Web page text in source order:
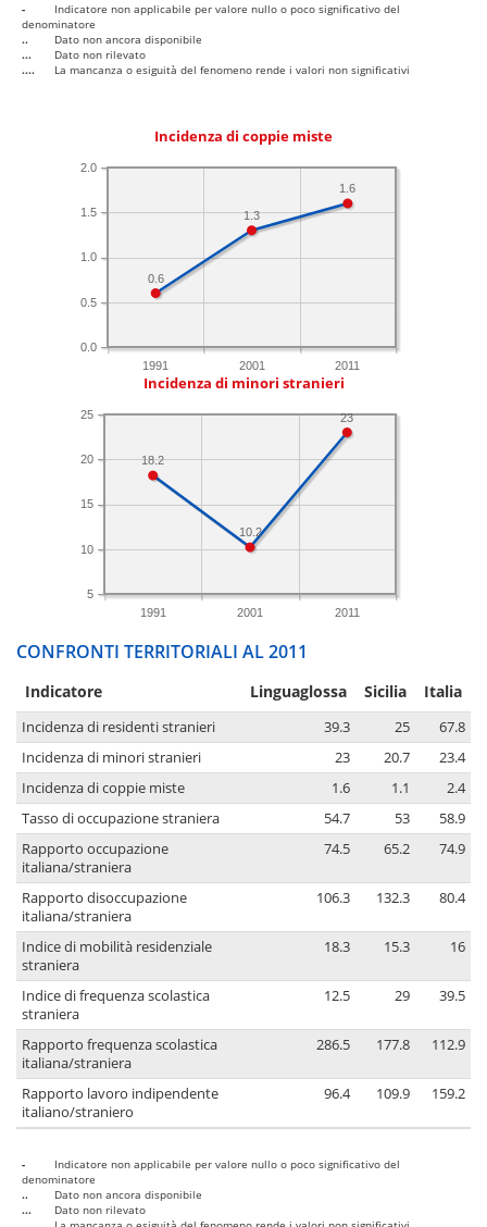
-
Indicatore non applicabile per valore nullo o poco significativo del
denominatore
..
Dato non ancora disponibile
...
Dato non rilevato
....
La mancanza o esiguità del fenomeno rende i valori non significativi
Incidenza di coppie miste
1991 2001 2011
0.0
0.5
1.0
1.5
2.0
1.6
1.3
0.6
Incidenza di minori stranieri
1991 2001 2011
5
10
15
20
25 23
10.2
18.2
CONFRONTI TERRITORIALI AL 2011
Indicatore Linguaglossa Sicilia Italia
Incidenza di residenti stranieri 39.3 25
67.8
Incidenza di minori stranieri
23 20.7
23.4
Incidenza di coppie miste
1.6 1.1
2.4
Tasso di occupazione straniera
54.7 53
58.9
Rapporto occupazione
italiana/straniera
74.5 65.2 74.9
Rapporto disoccupazione
italiana/straniera
106.3 132.3 80.4
Indice di mobilità residenziale
straniera
18.3 15.3 16
Indice di frequenza scolastica
straniera
12.5 29 39.5
Rapporto frequenza scolastica
italiana/straniera
286.5 177.8 112.9
Rapporto lavoro indipendente
italiano/straniero
96.4 109.9 159.2
-
Indicatore non applicabile per valore nullo o poco significativo del
denominatore
..
Dato non ancora disponibile
...
Dato non rilevato